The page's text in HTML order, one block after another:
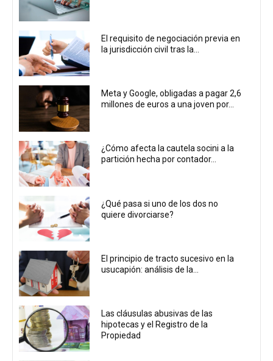
El requisito de negociación previa en
la jurisdicción civil tras la...
Meta y Google, obligadas a pagar 2,6
millones de euros a una joven por...
¿Cómo afecta la cautela socini a la
partición hecha por contador...
¿Qué pasa si uno de los dos no
quiere divorciarse?
El principio de tracto sucesivo en la
usucapión: análisis de la...
Las cláusulas abusivas de las
hipotecas y el Registro de la
Propiedad